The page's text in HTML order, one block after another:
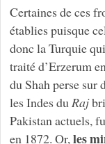
Certaines de ces
établies puisque
donc la Turquie
traité d’Erzerum
du Shah perse sur
les Indes du Raj
Pakistan actuels,
en 1872. Or, les